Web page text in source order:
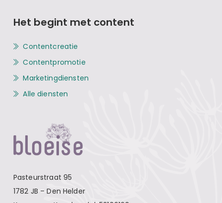
Pasteurstraat 95
1782 JB – Den Helder
Het begint met content
Contentcreatie
Contentpromotie
Marketingdiensten
Alle diensten